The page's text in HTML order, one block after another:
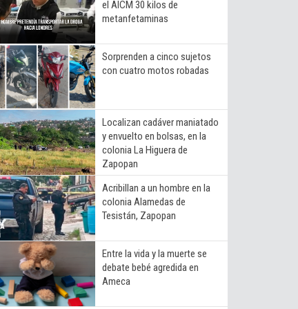
el AICM 30 kilos de
metanfetaminas
Sorprenden a cinco sujetos
con cuatro motos robadas
Localizan cadáver maniatado
y envuelto en bolsas, en la
colonia La Higuera de
Zapopan
Acribillan a un hombre en la
colonia Alamedas de
Tesistán, Zapopan
Entre la vida y la muerte se
debate bebé agredida en
Ameca